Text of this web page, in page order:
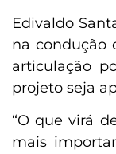
Edivaldo
na condução
articulação
projeto seja
“O que virá
mais